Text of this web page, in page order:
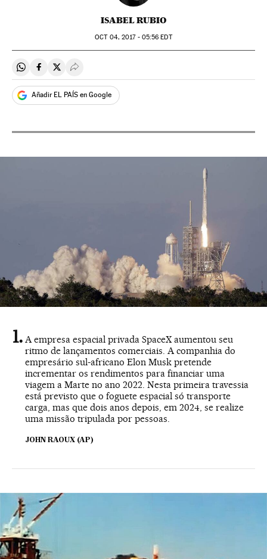
ISABEL RUBIO
OCT04, 2017 - 05:56 EDT
Compartir en Whatsapp
Compartir en Facebook
Compartir en Twitter
Desplegar Redes Sociales
Añadir EL PAÍS en Google
A empresa espacial privada SpaceX aumentou seu
ritmo de lançamentos comerciais. A companhia do
empresário sul-africano Elon Musk pretende
incrementar os rendimentos para financiar uma
viagem a Marte no ano 2022. Nesta primeira travessia
está previsto que o foguete espacial só transporte
carga, mas que dois anos depois, em 2024, se realize
uma missão tripulada por pessoas.
JOHN RAOUX (AP)